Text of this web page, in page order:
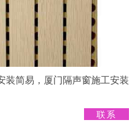
装简易，厦门隔声窗施工安装
联系